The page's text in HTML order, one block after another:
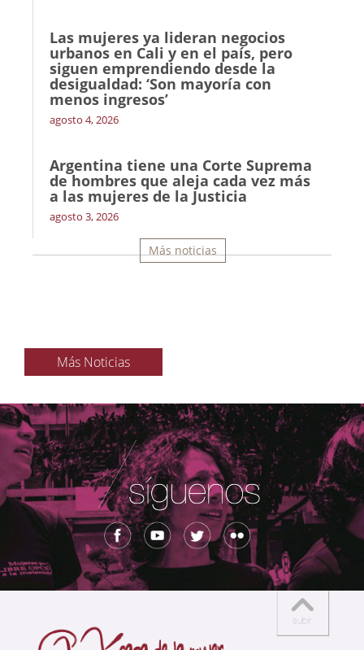
Las mujeres ya lideran negocios
urbanos en Cali y en el país, pero
siguen emprendiendo desde la
desigualdad: ‘Son mayoría con
menos ingresos’
agosto 4, 2026
Argentina tiene una Corte Suprema
de hombres que aleja cada vez más
a las mujeres de la Justicia
agosto 3, 2026
Más noticias
Más Noticias